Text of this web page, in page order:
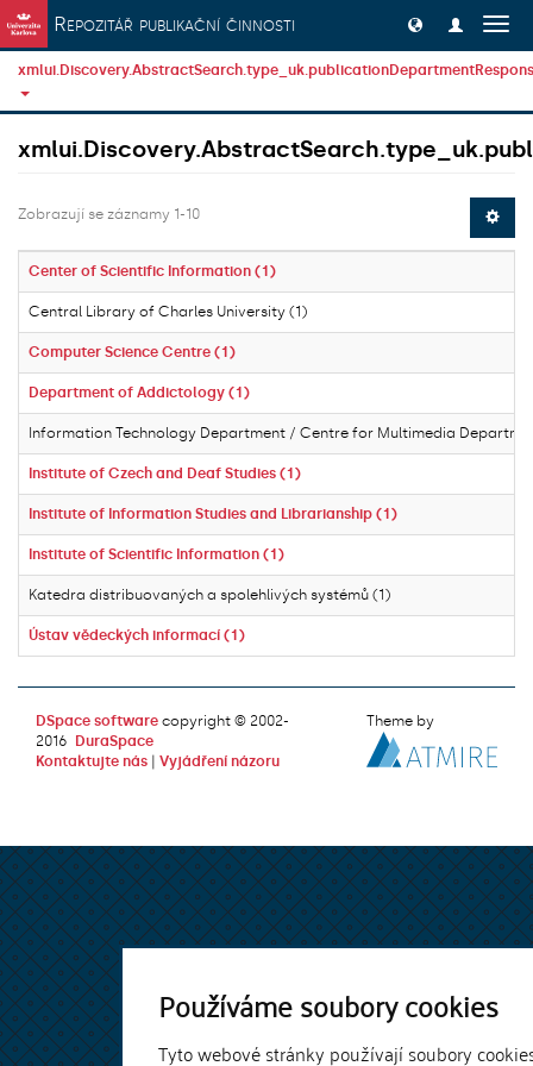
Používáme soubory cookies
Tyto webové stránky používají soubory
Přeskočit na obsah
Repozitář publikační činnosti
Zobrazují se záznamy 1-10
Center of Scientific Information (1)
Central Library of Charles University (1)
Computer Science Centre (1)
Department of Addictology (1)
Information Technology Department / Centre for Multimedia
Institute of Czech and Deaf Studies (1)
Institute of Information Studies and Librarianship (1)
Institute of Scientific Information (1)
Katedra distribuovaných a spolehlivých systémů (1)
Ústav vědeckých informací (1)
DSpace software copyright © 2002-
2016
DuraSpace
Kontaktujte nás
Vyjádření názoru
Theme by